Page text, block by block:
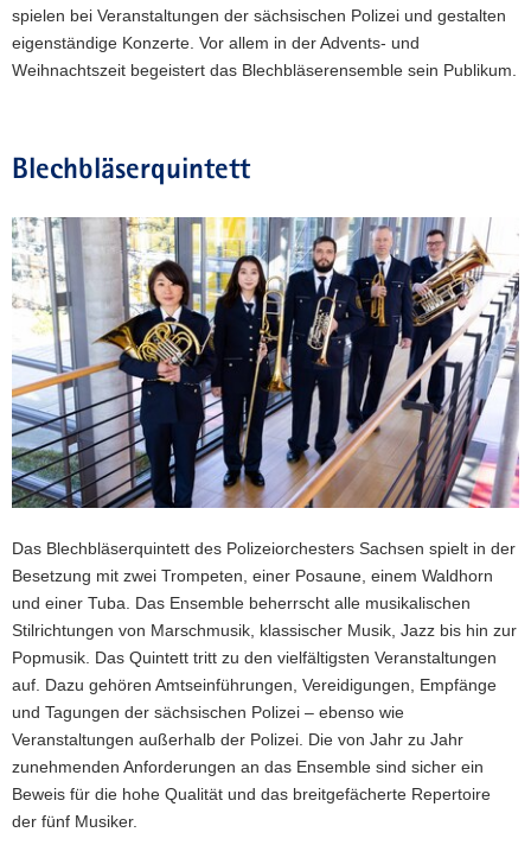
spielen bei Veranstaltungen der sächsischen Polizei und gestalten
eigenständige Konzerte. Vor allem in der Advents- und
Weihnachtszeit begeistert das Blechbläserensemble sein Publikum.
Blechbläserquintett
Das Blechbläserquintett des Polizeiorchesters Sachsen spielt in der
Besetzung mit zwei Trompeten, einer Posaune, einem Waldhorn
und einer Tuba. Das Ensemble beherrscht alle musikalischen
Stilrichtungen von Marschmusik, klassischer Musik, Jazz bis hin zur
Popmusik. Das Quintett tritt zu den vielfältigsten Veranstaltungen
auf. Dazu gehören Amtseinführungen, Vereidigungen, Empfänge
und Tagungen der sächsischen Polizei – ebenso wie
Veranstaltungen außerhalb der Polizei. Die von Jahr zu Jahr
zunehmenden Anforderungen an das Ensemble sind sicher ein
Beweis für die hohe Qualität und das breitgefächerte Repertoire
der fünf Musiker.